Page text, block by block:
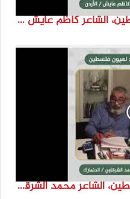
انتماء2021: قصائد لعيون فسطين، الشاعر كاظم عايش ،الاردن
انتماء2021: قصائد لعيون فلسطين، الشاعر محمد الشرقاوي ،الدنمارك